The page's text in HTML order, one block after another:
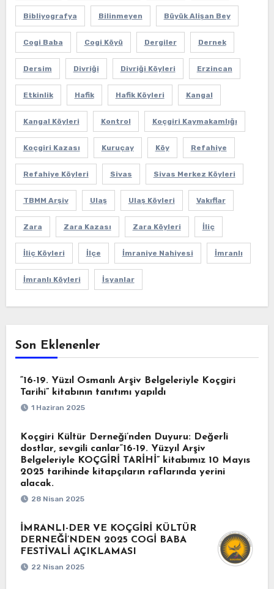
Bibliyografya Bilinmeyen Büyük Alişan Bey
Cogi Baba Cogi Köyü Dergiler Dernek
Dersim Divriği Divriği Köyleri Erzincan
Etkinlik Hafik Hafik Köyleri Kangal
Kangal Köyleri Kontrol Koçgiri Kaymakamlığı
Koçgiri Kazası Kuruçay Köy Refahiye
Refahiye Köyleri Sivas Sivas Merkez Köyleri
TBMM Arşiv Ulaş Ulaş Köyleri Vakıflar
Zara Zara Kazası Zara Köyleri İliç
İliç Köyleri İlçe İmraniye Nahiyesi İmranlı
İmranlı Köyleri İsyanlar
Son Eklenenler
“16-19. Yüzıl Osmanlı Arşiv Belgeleriyle Koçgiri
Tarihi” kitabının tanıtımı yapıldı
1 Haziran 2025
Koçgiri Kültür Derneği’nden Duyuru: Değerli
dostlar, sevgili canlar“16-19. Yüzyıl Arşiv
Belgeleriyle KOÇGİRİ TARİHİ” kitabımız 10 Mayıs
2025 tarihinde kitapçıların raflarında yerini
alacak.
28 Nisan 2025
İMRANLI-DER VE KOÇGİRİ KÜLTÜR
DERNEĞİ’NDEN 2025 COGİ BABA
FESTİVALİ AÇIKLAMASI
22 Nisan 2025